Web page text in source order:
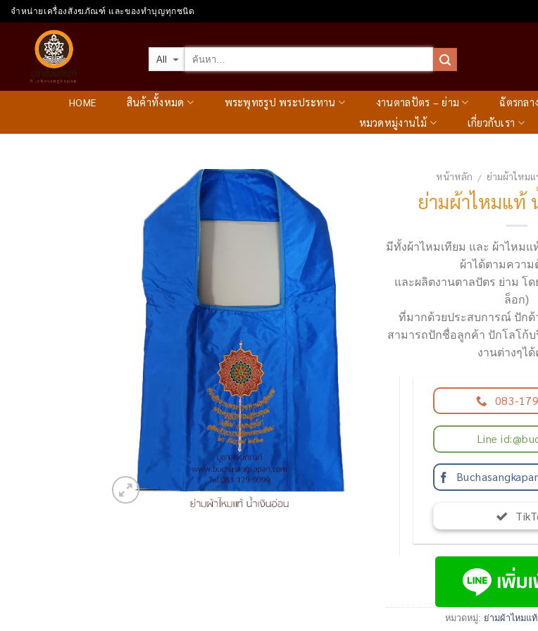
Skip
to
content
จำหน่ายเครื่องสังฆภัณฑ์ และของทำบุญทุกชนิด
HOME สินค้าทั้งหมด พระพุทธรูป พระประทาน งานตาลปัตร – ย่าม ฉัตรกลา
หมวดหมู่งานไม้
เกี่ยวกับเรา
หน้าหลัก / ย่ามผ้าไหม
ย่ามผ้าไหมแท้
มีทั้งผ้าไหมเทียม และ ผ้าไหมแ
ผ้าได้ตามความ
และผลิตงานตาลปัตร ย่าม โ
ล็อก)
ที่มากด้วยประสบการณ์ ปักด้
สามารถปักชื่อลูกค้า ปักโลโก้
งานต่างๆไ
083-
Line
หมวดหมู่: ย่ามผ้าไหมแ